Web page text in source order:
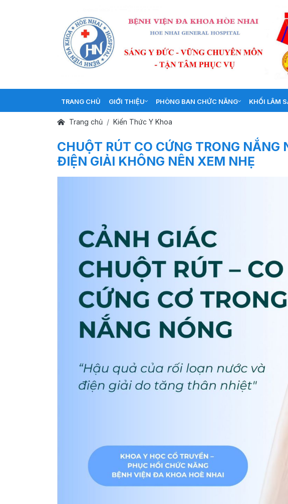
TRANG CHỦ GIỚI THIỆU PHÒNG BAN CHỨC NĂNG KHỐI LÂM
Trang chủ Kiến Thức Y Khoa
CHUỘT RÚT CO CỨNG TRONG NẮNG
ĐIỆN GIẢI KHÔNG NÊN XEM NHẸ